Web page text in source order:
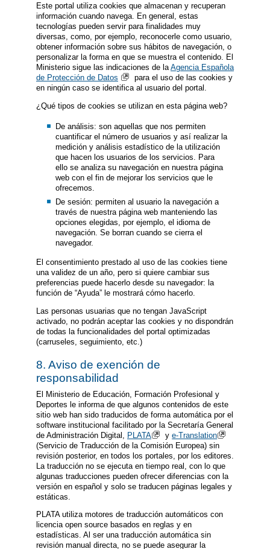
Este portal utiliza cookies que almacenan y recuperan
información cuando navega. En general, estas
tecnologías pueden servir para finalidades muy
diversas, como, por ejemplo, reconocerle como usuario,
obtener información sobre sus hábitos de navegación, o
personalizar la forma en que se muestra el contenido. El
Ministerio sigue las indicaciones de la Agencia Española
de Protección de Datos
para el uso de las cookies y
en ningún caso se identifica al usuario del portal.
¿Qué tipos de cookies se utilizan en esta página web?
De análisis: son aquellas que nos permiten
cuantificar el número de usuarios y así realizar la
medición y análisis estadístico de la utilización
que hacen los usuarios de los servicios. Para
ello se analiza su navegación en nuestra página
web con el fin de mejorar los servicios que le
ofrecemos.
De sesión: permiten al usuario la navegación a
través de nuestra página web manteniendo las
opciones elegidas, por ejemplo, el idioma de
navegación. Se borran cuando se cierra el
navegador.
El consentimiento prestado al uso de las cookies tiene
una validez de un año, pero si quiere cambiar sus
preferencias puede hacerlo desde su navegador: la
función de “Ayuda” le mostrará cómo hacerlo.
Las personas usuarias que no tengan JavaScript
activado, no podrán aceptar las cookies y no dispondrán
de todas la funcionalidades del portal optimizadas
(carruseles, seguimiento, etc.)
8. Aviso de exención de
responsabilidad
El Ministerio de Educación, Formación Profesional y
Deportes le informa de que algunos contenidos de este
sitio web han sido traducidos de forma automática por el
software institucional facilitado por la Secretaría General
de Administración Digital, PLATA ye-Translation
(Servicio de Traducción de la Comisión Europea) sin
revisión posterior, en todos los portales, por los editores.
La traducción no se ejecuta en tiempo real, con lo que
algunas traducciones pueden ofrecer diferencias con la
versión en español y solo se traducen páginas legales y
estáticas.
PLATA utiliza motores de traducción automáticos con
licencia open source basados en reglas y en
estadísticas. Al ser una traducción automática sin
revisión manual directa, no se puede asegurar la